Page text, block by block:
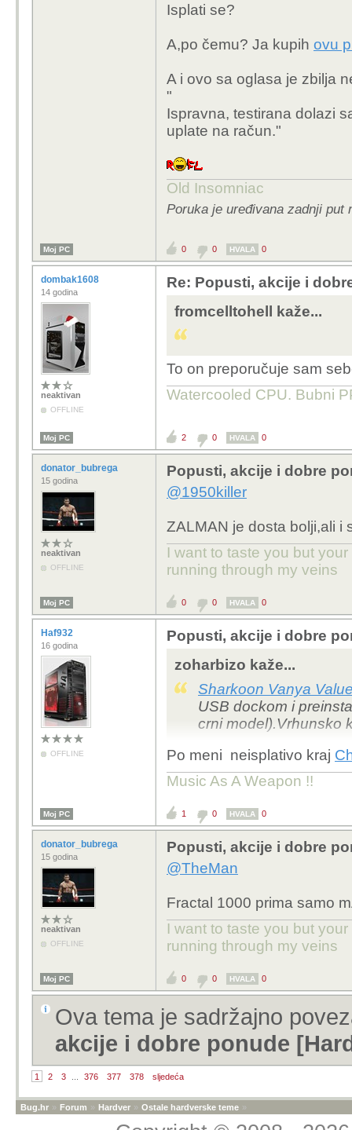
Isplati se?
A,po čemu? Ja kupih ovu
A i ovo sa oglasa je zbilja
"
Ispravna, testirana dolazi
uplate na račun."
Old Insomniac
Poruka je uređivana zadnji put
Moj PC 0 0 HVALA 0
dombak1608
14 godina
neaktivan
OFFLINE
Re: Popusti, akcije i
fromcelltohell kaže...
To on preporučuje sam
Watercooled CPU. Bubni
Moj PC 2 0 HVALA 0
donator_bubrega
15 godina
neaktivan
OFFLINE
Popusti, akcije i dobre
@1950killer
ZALMAN je dosta bolji,ali i
I want to taste you but
running through my veins
Moj PC 0 0 HVALA 0
Haf932
16 godina
OFFLINE
Popusti, akcije i dobre
zoharbizo kaže...
Sharkoon Vanya
USB dockom i
crni model).Vrhunsko
Po meni neisplativo kraj
Music As A Weapon !!
Moj PC 1 0 HVALA 0
donator_bubrega
15 godina
neaktivan
OFFLINE
Popusti, akcije i dobre
@TheMan
Fractal 1000 prima samo
I want to taste you but
running through my veins
Moj PC 0 0 HVALA 0
Ova tema je sadržajno
akcije i dobre ponude
1 2 3 376 377 378 sljedeća
Bug.hr » Forum » Hardver » Ostale hardverske teme »